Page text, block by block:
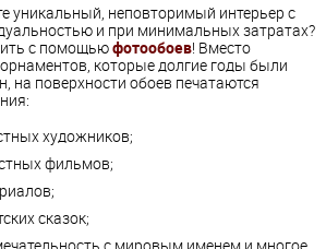
уникальный, неповторимый интерьер с
и при минимальных затратах?
с помощьюфотообоев! Вместо
которые долгие годы были
на поверхности обоев печатаются
художников;
фильмов;
сказок;